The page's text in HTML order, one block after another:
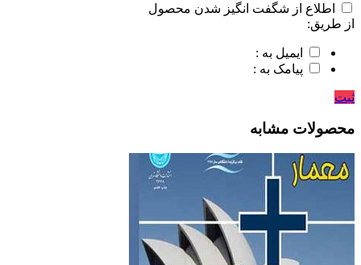
اطلاع از شگفت انگیز شدن محصول
از طریق:
ایمیل به :
پیامک به :
ثبت
محصولات مشابه